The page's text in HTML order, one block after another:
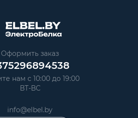
Оформить заказ
нам с 10:00 до 19:00
ВТ-ВС
info@elbel.by